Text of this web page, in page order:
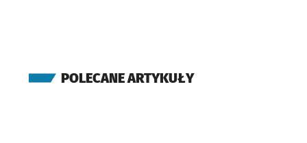
POLECANE ARTYKUŁY